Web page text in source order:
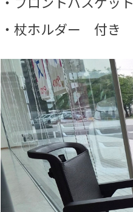
・杖ホルダー 付き